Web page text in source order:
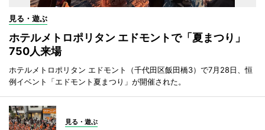
見る・遊ぶ
ホテルメトロポリタン エドモントで「夏まつり」
750人来場
ホテルメトロポリタン エドモント（千代田区飯田橋3）で7月28日、恒
例イベント「エドモント夏まつり」が開催された。
見る・遊ぶ